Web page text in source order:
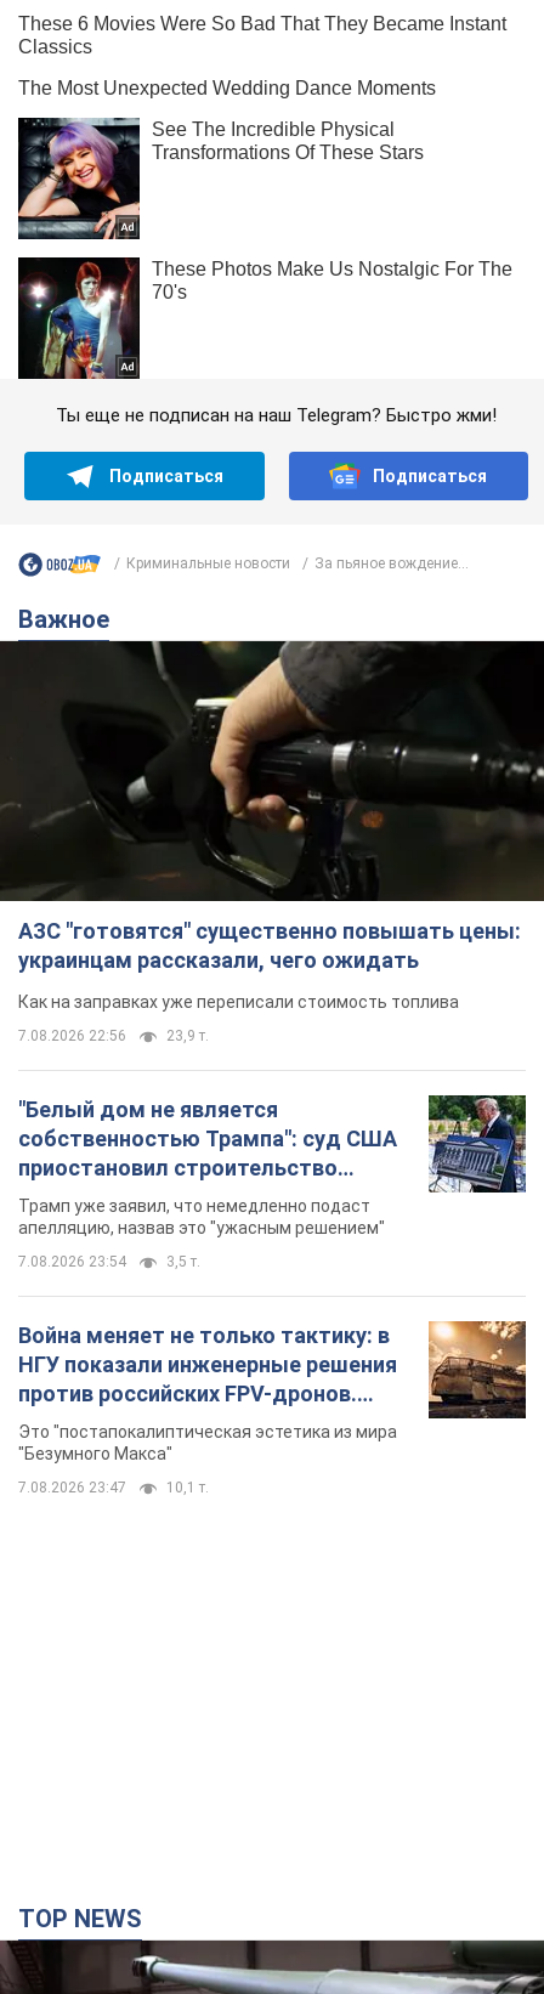
Ты еще не подписан на наш Telegram? Быстро жми!
Подписаться Подписаться
Криминальные новости За пьяное вождение...
Важное
АЗС "готовятся" существенно повышать цены:
украинцам рассказали, чего ожидать
Как на заправках уже переписали стоимость топлива
7.08.2026 22:56 23,9 т.
"Белый дом не является
собственностью Трампа": суд США
приостановил строительство
бального зала стоимостью 400 млн
долларов
Трамп уже заявил, что немедленно подаст
апелляцию, назвав это "ужасным решением"
7.08.2026 23:54 3,5 т.
Война меняет не только тактику: в
НГУ показали инженерные решения
против российских FPV-дронов.
Фото
Это "постапокалиптическая эстетика из мира
"Безумного Макса"
7.08.2026 23:47 10,1 т.
TOP NEWS